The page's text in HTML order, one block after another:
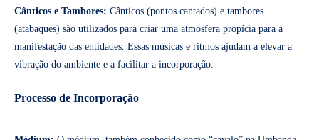
Cânticos e Tambores: Cânticos (pontos cantados) e tambores
(atabaques) são utilizados para criar uma atmosfera propícia para a
manifestação das entidades. Essas músicas e ritmos ajudam a elevar a
vibração do ambiente e a facilitar a incorporação.
Processo de Incorporação